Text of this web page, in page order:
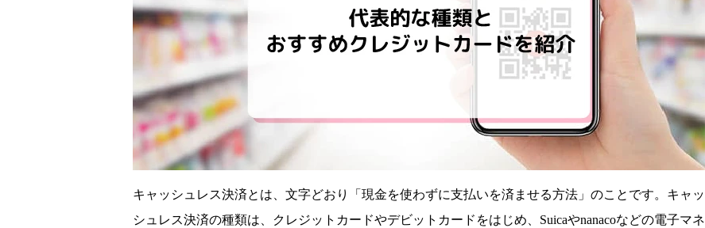
キャッシュレス決済とは、文字どおり「現金を使わずに支払いを済ませる方法」のことです。キャッ
シュレス決済の種類は、クレジットカードやデビットカードをはじめ、Suicaやnanacoなどの電子マネ